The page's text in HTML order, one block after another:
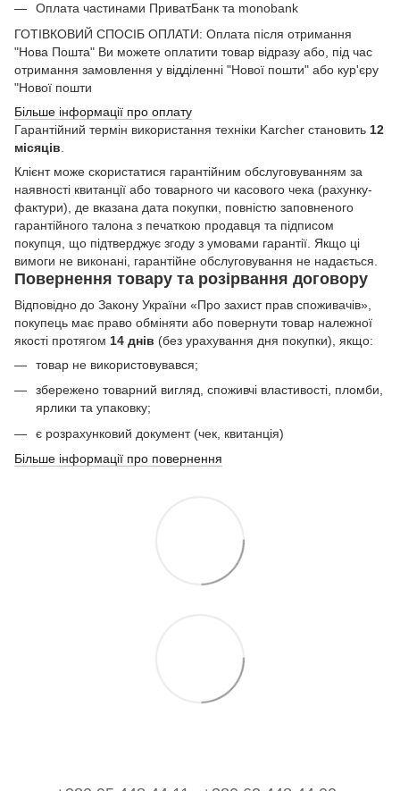
Оплата частинами ПриватБанк та monobank
ГОТІВКОВИЙ СПОСІБ ОПЛАТИ: Оплата після отримання
"Нова Пошта" Ви можете оплатити товар відразу або, під час
отримання замовлення у відділенні "Нової пошти" або кур'єру
"Нової пошти
Більше інформації про оплату
Гарантійний термін використання техніки Karcher становить 12
місяців
Клієнт може скористатися гарантійним обслуговуванням за
наявності квитанції або товарного чи касового чека (рахунку-
фактури), де вказана дата покупки, повністю заповненого
гарантійного талона з печаткою продавця та підписом
покупця, що підтверджує згоду з умовами гарантії. Якщо ці
вимоги не виконані, гарантійне обслуговування не надається.
Повернення товару та розірвання договору
Відповідно до Закону України «Про захист прав споживачів»,
покупець має право обміняти або повернути товар належної
якості протягом 14 днів (без урахування дня покупки), якщо:
товар не використовувався;
збережено товарний вигляд, споживчі властивості, пломби,
ярлики та упаковку;
є розрахунковий документ (чек, квитанція)
Більше інформації про повернення